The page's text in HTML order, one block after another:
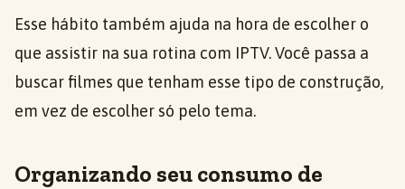
Esse hábito também ajuda na hora de escolher o
que assistir na sua rotina com IPTV. Você passa a
buscar filmes que tenham esse tipo de construção,
em vez de escolher só pelo tema.
Organizando seu consumo de